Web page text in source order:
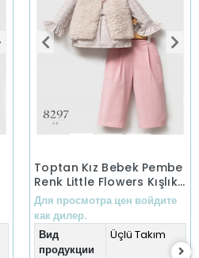
Toptan Kız Bebek Pembe
Renk Little Flowers Kışlık
Üçlü Takım (1-5 Yaş)
Для просмотра цен войдите
как дилер.
Вид
продукции
Üçlü Takım